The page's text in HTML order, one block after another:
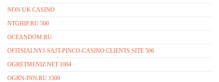
NON UK CASINO
NTGHIP.RU 500
OCEANDOM.RU
OFITSIALNYJ-SAJT-PINCO-CASINO.CLIENTS.SITE 506
OGRETMENIZ.NET 1004
OGRN-INN.RU 1500